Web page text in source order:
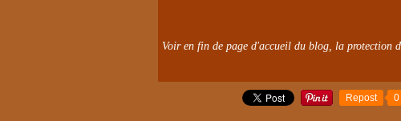
Voir en fin de page d'accueil du blog, la protection
Repost 0